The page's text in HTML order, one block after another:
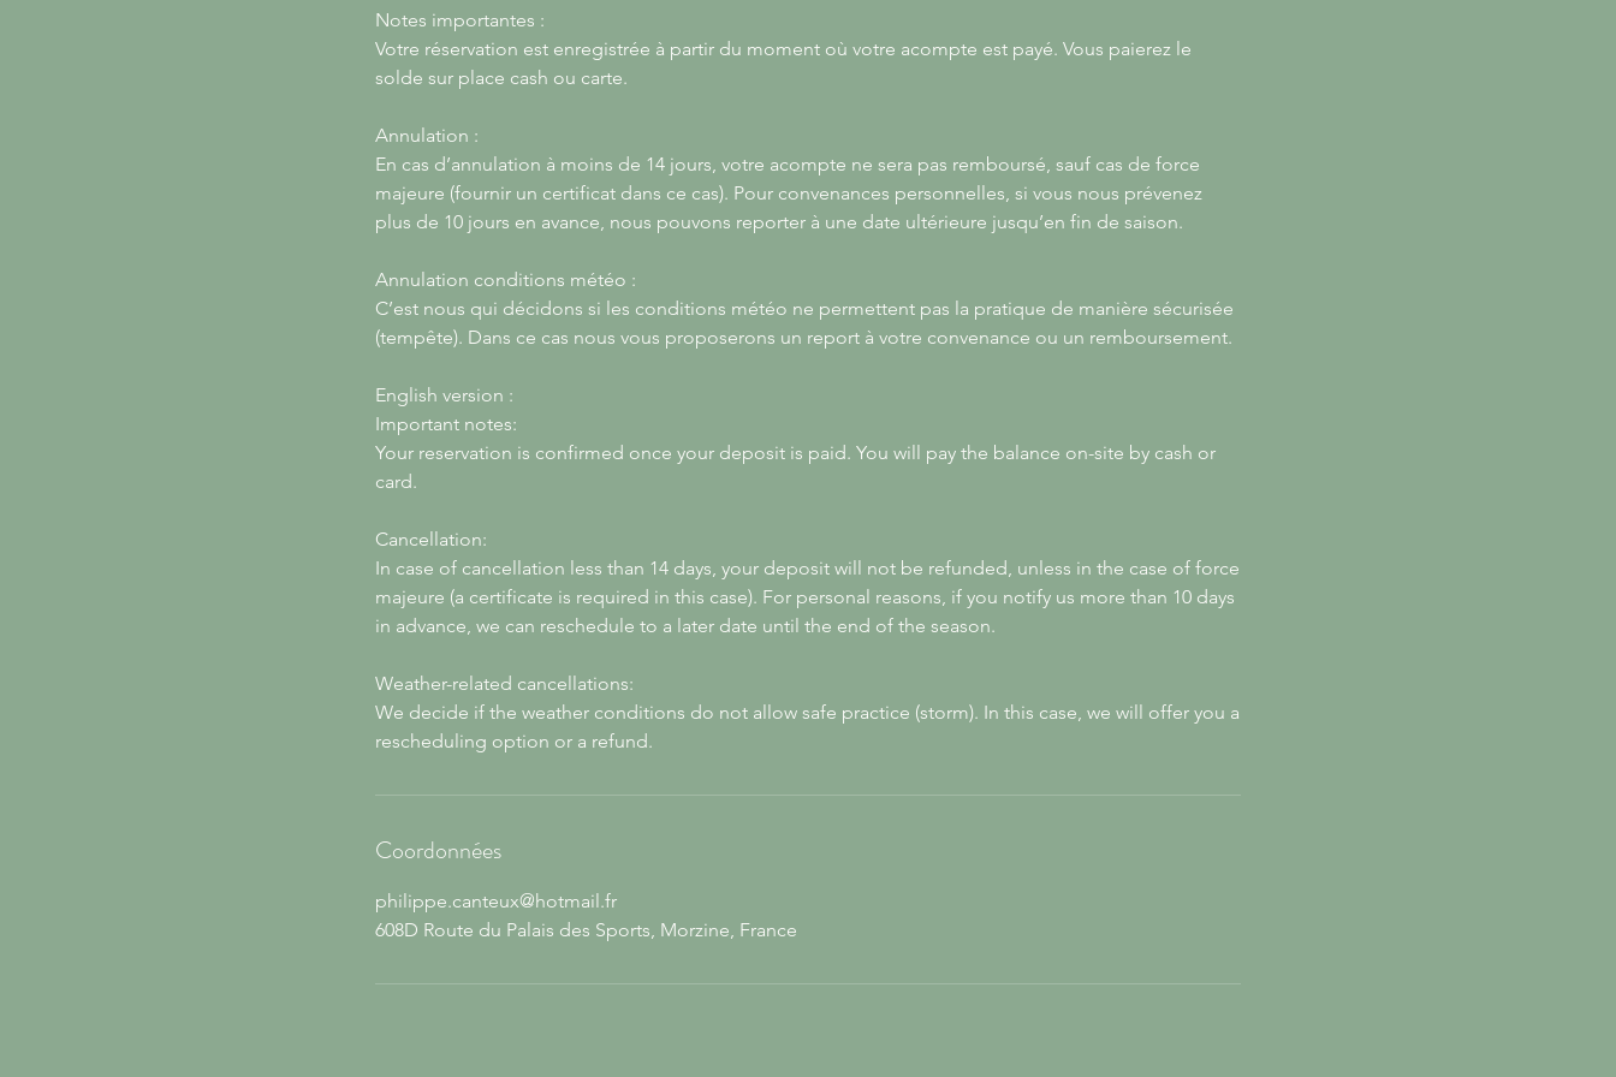
Notes importantes :
Votre réservation est enregistrée à partir du moment où votre acompte est payé. Vous paierez le
solde sur place cash ou carte.
Annulation :
En cas d’annulation à moins de 14 jours, votre acompte ne sera pas remboursé, sauf cas de force
majeure (fournir un certificat dans ce cas). Pour convenances personnelles, si vous nous prévenez
plus de 10 jours en avance, nous pouvons reporter à une date ultérieure jusqu’en fin de saison.
Annulation conditions météo :
C’est nous qui décidons si les conditions météo ne permettent pas la pratique de manière sécurisée
(tempête). Dans ce cas nous vous proposerons un report à votre convenance ou un remboursement.
English version :
Important notes:
Your reservation is confirmed once your deposit is paid. You will pay the balance on-site by cash or
card.
Cancellation:
In case of cancellation less than 14 days, your deposit will not be refunded, unless in the case of force
majeure (a certificate is required in this case). For personal reasons, if you notify us more than 10 days
in advance, we can reschedule to a later date until the end of the season.
Weather-related cancellations:
We decide if the weather conditions do not allow safe practice (storm). In this case, we will offer you a
rescheduling option or a refund.
Coordonnées
philippe.canteux@hotmail.fr
608D Route du Palais des Sports, Morzine, France